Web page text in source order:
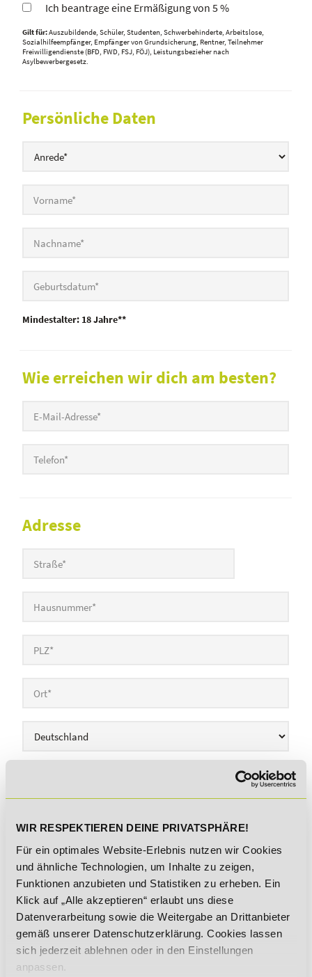
WIR RESPEKTIEREN DEINE PRIVATSPHÄRE!
Für ein optimales Website-Erlebnis nutzen wir Cookies
und ähnliche Technologien, um Inhalte zu zeigen,
Funktionen anzubieten und Statistiken zu erheben. Ein
Klick auf „Alle akzeptieren“ erlaubt uns diese
Datenverarbeitung sowie die Weitergabe an Drittanbieter
gemäß unserer Datenschutzerklärung. Cookies lassen
sich jederzeit ablehnen oder in den Einstellungen
anpassen.
Ich beantrage eine Ermäßigung von 5 %
Gilt für:Auszubildende, Schüler, Studenten, Schwerbehinderte, Arbeitslose,
Sozialhilfeempfänger, Empfänger von Grundsicherung, Rentner, Teilnehmer
Freiwilligendienste (BFD, FWD, FSJ, FÖJ), Leistungsbezieher nach
Asylbewerbergesetz.
Persönliche Daten
Mindestalter: 18 Jahre**
Wie erreichen wir dich am besten?
Adresse
Fernstudienstartfällig, anschließend erfolgt die
LASTSCHRIFT
ÜBERWEISUNG
Bankdaten